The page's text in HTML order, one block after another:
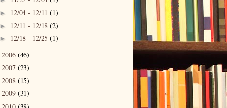
► 12/04 - 12/11 (1)
► 12/11 - 12/18 (2)
► 12/18 - 12/25 (1)
2006 (46)
2007 (23)
2008 (15)
2009 (31)
2010 (38)